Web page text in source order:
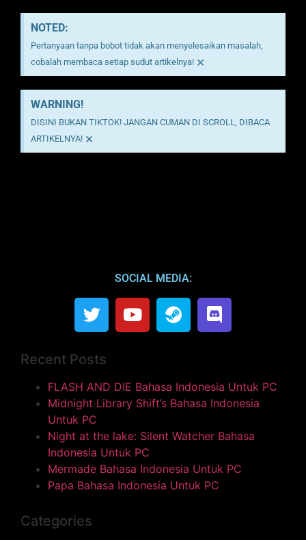
NOTED:
Pertanyaan tanpa bobot tidak akan menyelesaikan masalah,
cobalah membaca setiap sudut artikelnya! ×
WARNING!
DISINI BUKAN TIKTOK! JANGAN CUMAN DI SCROLL, DIBACA
ARTIKELNYA! ×
SOCIAL MEDIA:
Recent Posts
FLASH AND DIE Bahasa Indonesia Untuk PC
Midnight Library Shift’s Bahasa Indonesia
Untuk PC
Night at the lake: Silent Watcher Bahasa
Indonesia Untuk PC
Mermade Bahasa Indonesia Untuk PC
Papa Bahasa Indonesia Untuk PC
Categories